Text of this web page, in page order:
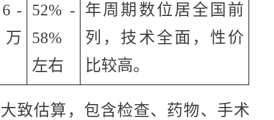
-
万
52% -
58%
左右
年周期数位居全国前
列，技术全面，性价
比较高。
大致估算，包含检查、药物、手术